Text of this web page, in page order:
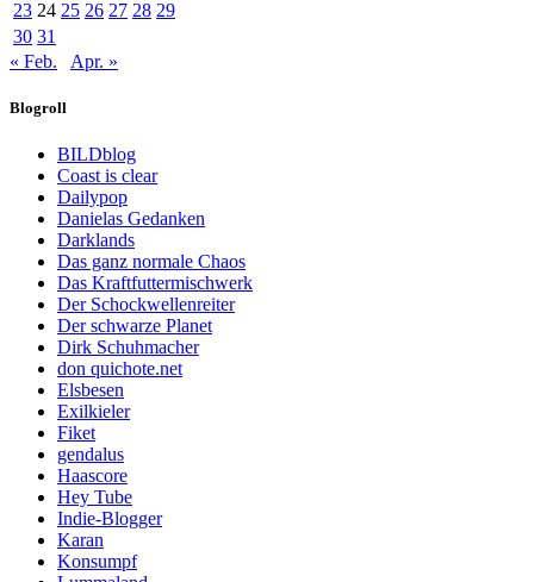
23 24 25 26 27 28 29
30 31
« Feb.
Apr. »
Blogroll
BILDblog
Coast is clear
Dailypop
Danielas Gedanken
Darklands
Das ganz normale Chaos
Das Kraftfuttermischwerk
Der Schockwellenreiter
Der schwarze Planet
Dirk Schuhmacher
don quichote.net
Elsbesen
Exilkieler
Fiket
gendalus
Haascore
Hey Tube
Indie-Blogger
Karan
Konsumpf